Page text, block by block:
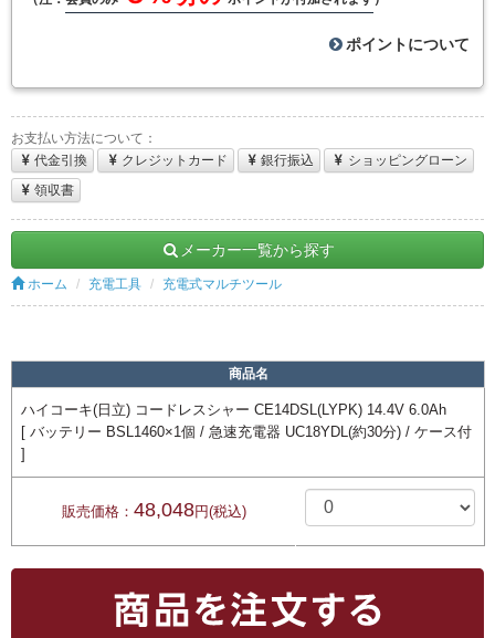
ポイントについて
お支払い方法について：
代金引換
クレジットカード 銀行振込
ショッピングローン
領収書
メーカー一覧から探す
ホーム 充電工具 充電式マルチツール
商品名
ハイコーキ(日立) コードレスシャー CE14DSL(LYPK) 14.4V 6.0Ah
[ バッテリー BSL1460×1個 / 急速充電器 UC18YDL(約30分) / ケース付
]
販売価格： 48,048円(税込)